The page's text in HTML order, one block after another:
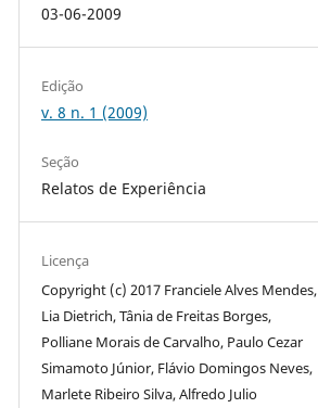
03-06-2009
Edição
v. 8 n. 1 (2009)
Seção
Relatos de Experiência
Licença
Copyright (c) 2017 Franciele Alves Mendes,
Lia Dietrich, Tânia de Freitas Borges,
Polliane Morais de Carvalho, Paulo Cezar
Simamoto Júnior, Flávio Domingos Neves,
Marlete Ribeiro Silva, Alfredo Julio